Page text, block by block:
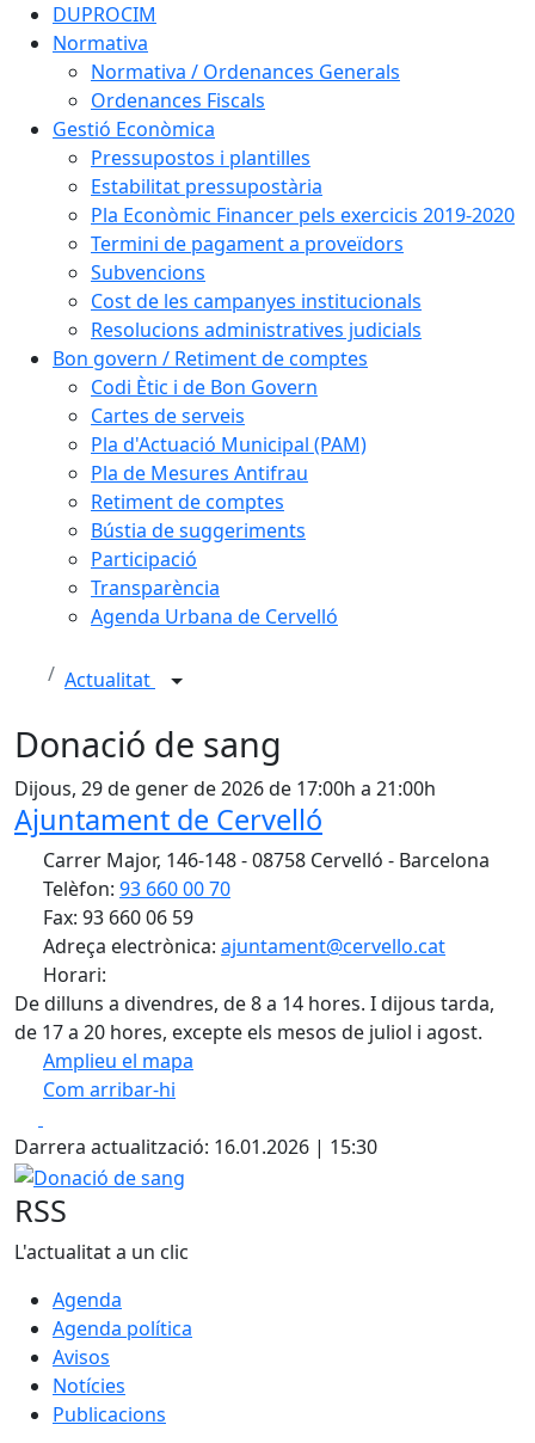
DUPROCIM
Normativa
Normativa / Ordenances Generals
Ordenances Fiscals
Gestió Econòmica
Pressupostos i plantilles
Estabilitat pressupostària
Pla Econòmic Financer pels exercicis 2019-2020
Termini de pagament a proveïdors
Subvencions
Cost de les campanyes institucionals
Resolucions administratives judicials
Bon govern / Retiment de comptes
Codi Ètic i de Bon Govern
Cartes de serveis
Pla d'Actuació Municipal (PAM)
Pla de Mesures Antifrau
Retiment de comptes
Bústia de suggeriments
Participació
Transparència
Agenda Urbana de Cervelló
Actualitat
Donació de sang
Dijous, 29 de gener de 2026 de 17:00h a 21:00h
Ajuntament de Cervelló
Carrer Major, 146-148 - 08758 Cervelló - Barcelona
Telèfon: 93 660 00 70
Fax: 93 660 06 59
Adreça electrònica: ajuntament@cervello.cat
Horari:
De dilluns a divendres, de 8 a 14 hores. I dijous tarda,
de 17 a 20 hores, excepte els mesos de juliol i agost.
Amplieu el mapa
Com arribar-hi
+
−
Darrera actualització: 16.01.2026 | 15:30
Donació de sang
RSS
L'actualitat a un clic
Agenda
Agenda política
Avisos
Notícies
Publicacions